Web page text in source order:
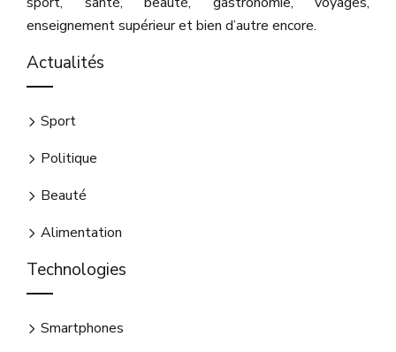
enseignement supérieur et bien d’autre encore.
Actualités
Sport
Politique
Beauté
Alimentation
Technologies
Smartphones